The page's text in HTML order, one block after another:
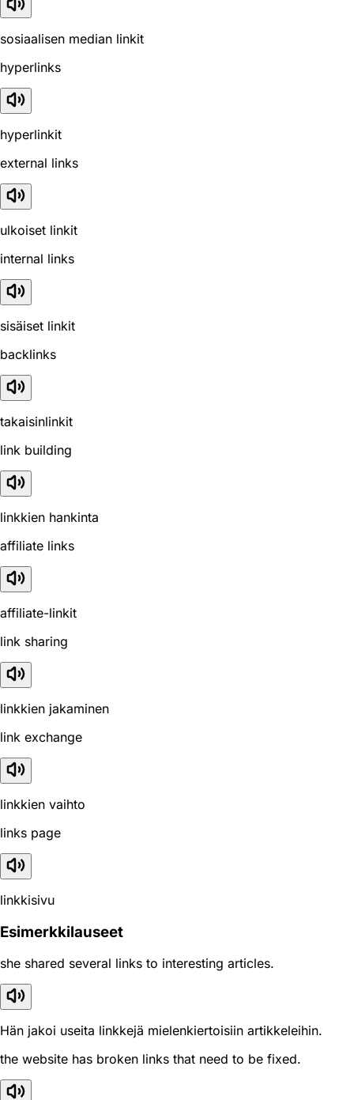
sosiaalisen median linkit
hyperlinks
hyperlinkit
external links
ulkoiset linkit
internal links
sisäiset linkit
backlinks
takaisinlinkit
link building
linkkien hankinta
affiliate links
affiliate-linkit
link sharing
linkkien jakaminen
link exchange
linkkien vaihto
links page
linkkisivu
Esimerkkilauseet
she shared several links to interesting articles.
Hän jakoi useita linkkejä mielenkiertoisiin artikkeleihin.
the website has broken links that need to be fixed.